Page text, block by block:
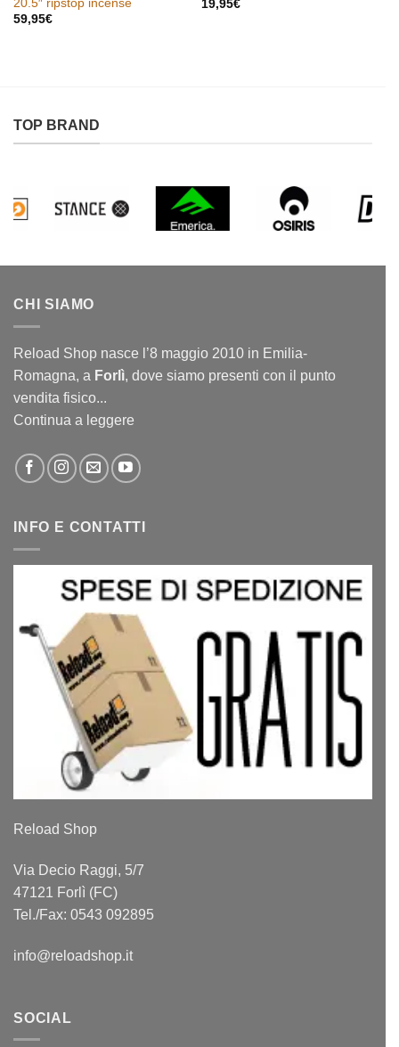
20.5″ ripstop incense
59,95€
19,95€
TOP BRAND
CHI SIAMO
Reload Shop nasce l’8 maggio 2010 in Emilia-
Romagna, a Forlì, dove siamo presenti con il punto
vendita fisico...
Continua a leggere
INFO E CONTATTI
Reload Shop
Via Decio Raggi, 5/7
47121 Forlì (FC)
Tel./Fax: 0543 092895
info@reloadshop.it
SOCIAL